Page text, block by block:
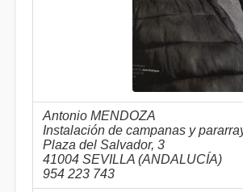
Antonio MENDOZA
Instalación de campanas y
Plaza del Salvador, 3
41004 SEVILLA (ANDALUCÍA)
954 223 743